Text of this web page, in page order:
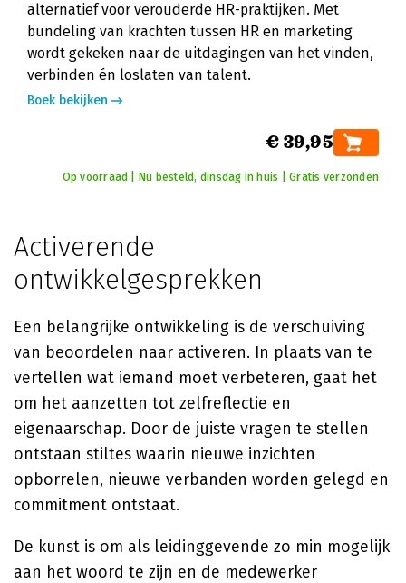
alternatief voor verouderde HR-praktijken. Met
bundeling van krachten tussen HR en marketing
wordt gekeken naar de uitdagingen van het vinden,
verbinden én loslaten van talent.
Boek bekijken
€ 39,95
Op voorraad | Nu besteld, dinsdag in huis | Gratis verzonden
Activerende
ontwikkelgesprekken
Een belangrijke ontwikkeling is de verschuiving
van beoordelen naar activeren. In plaats van te
vertellen wat iemand moet verbeteren, gaat het
om het aanzetten tot zelfreflectie en
eigenaarschap. Door de juiste vragen te stellen
ontstaan stiltes waarin nieuwe inzichten
opborrelen, nieuwe verbanden worden gelegd en
commitment ontstaat.
De kunst is om als leidinggevende zo min mogelijk
aan het woord te zijn en de medewerker